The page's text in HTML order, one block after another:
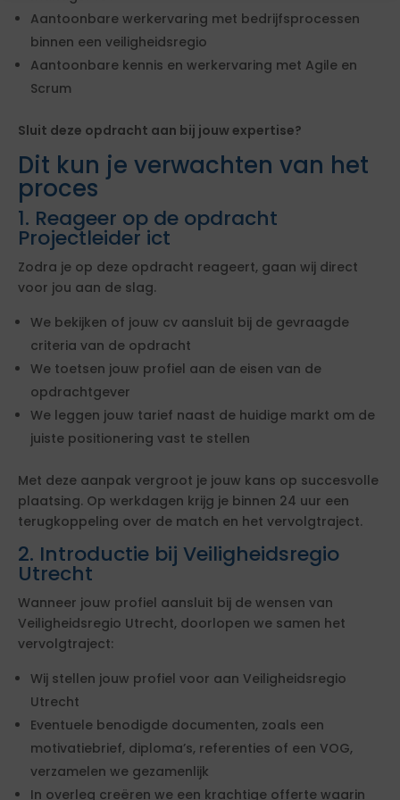
Aantoonbare werkervaring met bedrijfsprocessen
binnen een veiligheidsregio
Aantoonbare kennis en werkervaring met Agile en
Scrum
Sluit deze opdracht aan bij jouw expertise?
Dit kun je verwachten van het
proces
1. Reageer op de opdracht
Projectleider ict
Zodra je op deze opdracht reageert, gaan wij direct
voor jou aan de slag.
We bekijken of jouw cv aansluit bij de gevraagde
criteria van de opdracht
We toetsen jouw profiel aan de eisen van de
opdrachtgever
We leggen jouw tarief naast de huidige markt om de
juiste positionering vast te stellen
Met deze aanpak vergroot je jouw kans op succesvolle
plaatsing. Op werkdagen krijg je binnen 24 uur een
terugkoppeling over de match en het vervolgtraject.
2. Introductie bij Veiligheidsregio
Utrecht
Wanneer jouw profiel aansluit bij de wensen van
Veiligheidsregio Utrecht, doorlopen we samen het
vervolgtraject:
Wij stellen jouw profiel voor aan Veiligheidsregio
Utrecht
Eventuele benodigde documenten, zoals een
motivatiebrief, diploma’s, referenties of een VOG,
verzamelen we gezamenlijk
In overleg creëren we een krachtige offerte waarin